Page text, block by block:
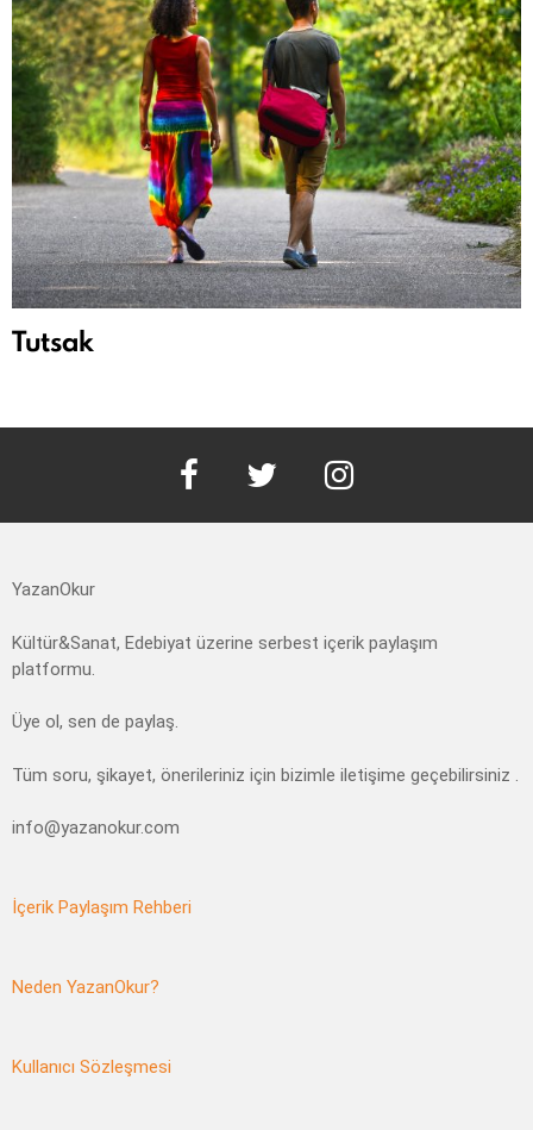
Tutsak
YazanOkur
Kültür&Sanat, Edebiyat üzerine serbest içerik paylaşım
platformu.
Üye ol, sen de paylaş.
Tüm soru, şikayet, önerileriniz için bizimle iletişime geçebilirsiniz .
info@yazanokur.com
İçerik Paylaşım Rehberi
Neden YazanOkur?
Kullanıcı Sözleşmesi